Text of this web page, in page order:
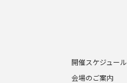
開催スケジュール
会場のご案内